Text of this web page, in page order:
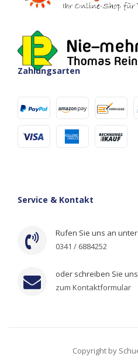
Zahlungsarten
Service & Kontakt
Rufen Sie uns an unter:
0341 / 6884252
oder schreiben Sie
zum Kontaktformular
Copyright by